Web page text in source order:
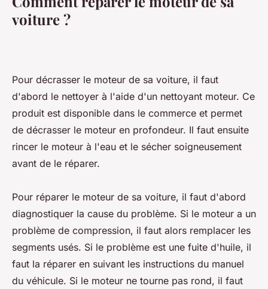
voiture ?
Pour décrasser le moteur de sa voiture, il faut
d'abord le nettoyer à l'aide d'un nettoyant moteur. Ce
produit est disponible dans le commerce et permet
de décrasser le moteur en profondeur. Il faut ensuite
rincer le moteur à l'eau et le sécher soigneusement
avant de le réparer.
Pour réparer le moteur de sa voiture, il faut d'abord
diagnostiquer la cause du problème. Si le moteur a un
problème de compression, il faut alors remplacer les
segments usés. Si le problème est une fuite d'huile, il
faut la réparer en suivant les instructions du manuel
du véhicule. Si le moteur ne tourne pas rond, il faut